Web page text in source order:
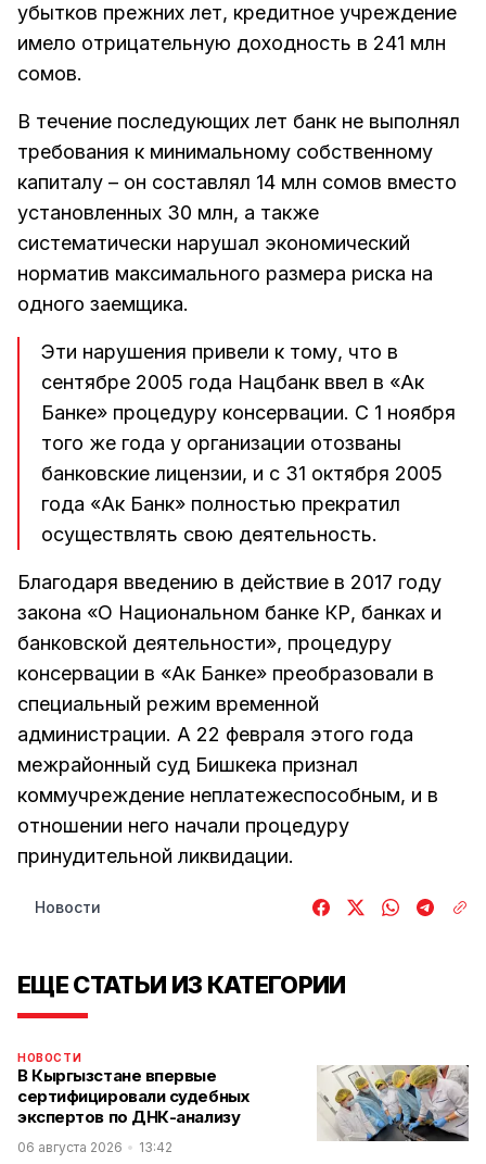
убытков прежних лет, кредитное учреждение
имело отрицательную доходность в 241 млн
сомов.
В течение последующих лет банк не выполнял
требования к минимальному собственному
капиталу – он составлял 14 млн сомов вместо
установленных 30 млн, а также
систематически нарушал экономический
норматив максимального размера риска на
одного заемщика.
Эти нарушения привели к тому, что в
сентябре 2005 года Нацбанк ввел в «Ак
Банке» процедуру консервации. С 1 ноября
того же года у организации отозваны
банковские лицензии, и с 31 октября 2005
года «Ак Банк» полностью прекратил
осуществлять свою деятельность.
Благодаря введению в действие в 2017 году
закона «О Национальном банке КР, банках и
банковской деятельности», процедуру
консервации в «Ак Банке» преобразовали в
специальный режим временной
администрации. А 22 февраля этого года
межрайонный суд Бишкека признал
коммучреждение неплатежеспособным, и в
отношении него начали процедуру
принудительной ликвидации.
Новости
ЕЩЕ СТАТЬИ ИЗ КАТЕГОРИИ
НОВОСТИ
В Кыргызстане впервые
сертифицировали судебных
экспертов по ДНК-анализу
06 августа 2026 13:42